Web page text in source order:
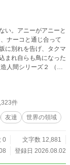
い。アニーがアニーと
に別れを告げ、タクマ
まれ自らも鳥になった
件
友達 世界の領域
0
文字数 12,881
登録日 2026.08.02